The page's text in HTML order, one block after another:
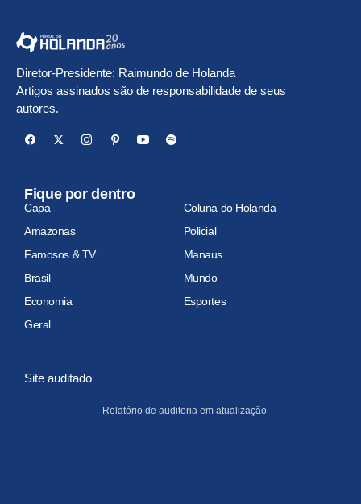
Diretor-Presidente: Raimundo de Holanda
Artigos assinados são de responsabilidade de seus
autores.
Fique por dentro
Capa
Coluna do Holanda
Amazonas
Policial
Famosos & TV
Manaus
Brasil
Mundo
Economia
Esportes
Geral
Site auditado
Relatório de auditoria em atualização